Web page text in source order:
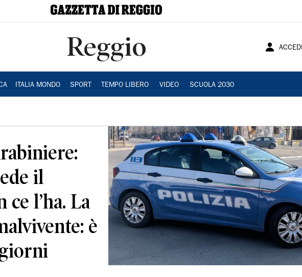
Reggio ACCEDI
ITALIA MONDO SPORT TEMPO LIBERO VIDEO SCUOLA 2030
il
l’ha. La
è